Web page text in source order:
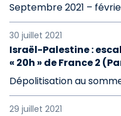
Septembre 2021 –
30 juillet 2021
Israël-Palestine :
« 20h » de France 2
Dépolitisation au
29 juillet 2021